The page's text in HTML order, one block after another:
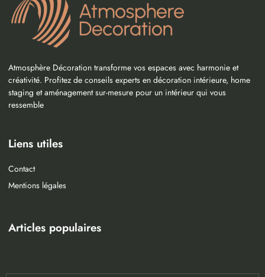
Atmosphère Décoration transforme vos espaces avec harmonie et
créativité. Profitez de conseils experts en décoration intérieure, home
staging et aménagement sur-mesure pour un intérieur qui vous
ressemble
Liens utiles
Contact
Mentions légales
Articles populaires